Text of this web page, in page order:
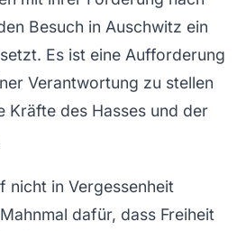
Besuch in Auschwitz ein
Es ist eine Aufforderung
Verantwortung zu stellen
Kräfte des Hasses und der
nicht in Vergessenheit
dafür, dass Freiheit